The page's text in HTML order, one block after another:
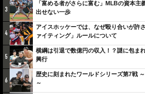
3
「富める者がさらに富む」MLBの資本主
出せない一歩
4
アイスホッケーでは、なぜ殴り合いが
ァイティング」ルールについて
5
横綱は引退で数億円の収入！？謎に包ま
興行
6
歴史に刻まれたワールドシリーズ第7戦
～